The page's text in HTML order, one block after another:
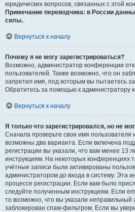
юридических вопросов, связанных с этой
Примечание переводчика: в России
силы..
Вернуться к началу
Почему я не могу зарегистрироваться?
Возможно, администратор конференции
пользователей. Также возможно, что он
запретил имя, под которым вы пытаетесь
Обратитесь за помощью к администратору
Вернуться к началу
Я только что зарегистрировался, но не
Сначала проверьте свои имя
возможны два варианта. Если включена
регистрации вы указали, что вам менее 13
инструкциям. На некоторых конференциях
учётные записи были активированы
администратором до входа в систему. Эта
процессе регистрации. Если вам было
следуйте полученным инструкциям. Если
то возможно, что вы указали неправильный
заблокирован спам-фильтром. Если вы